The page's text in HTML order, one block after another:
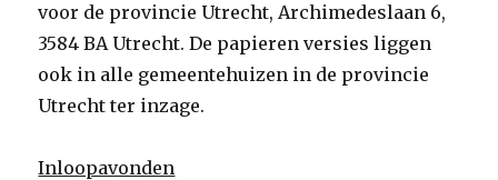
voor de provincie Utrecht, Archimedeslaan 6,
3584 BA Utrecht. De papieren versies liggen
ook in alle gemeentehuizen in de provincie
Utrecht ter inzage.
Inloopavonden